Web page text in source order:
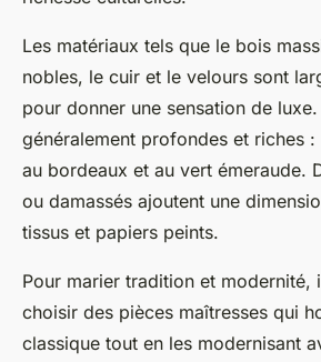
Les matériaux tels que le bois
nobles, le cuir et le velours sont
pour donner une sensation de
généralement profondes et riches
au bordeaux et au vert émeraude.
ou damassés ajoutent une
tissus et papiers peints.
Pour marier tradition et modernité,
choisir des pièces maîtresses qui
classique tout en les modernisant